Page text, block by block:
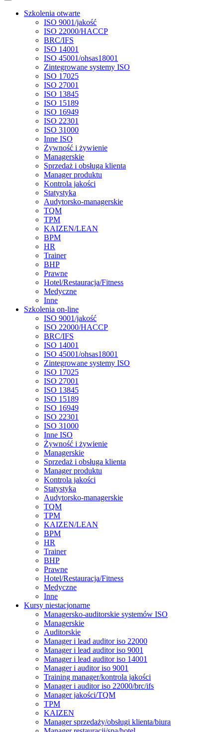
Szkolenia otwarte
ISO 9001/jakość
ISO 22000/HACCP
BRC/IFS
ISO 14001
ISO 45001/ohsas18001
Zintegrowane systemy ISO
ISO 17025
ISO 27001
ISO 13845
ISO 15189
ISO 16949
ISO 22301
ISO 31000
Inne ISO
Żywność i żywienie
Managerskie
Sprzedaż i obsługa klienta
Manager produktu
Kontrola jakości
Statystyka
Audytorsko-managerskie
TQM
TPM
KAIZEN/LEAN
BPM
HR
Trainer
BHP
Prawne
Hotel/Restauracja/Fitness
Medyczne
Inne
Szkolenia on-line
ISO 9001/jakość
ISO 22000/HACCP
BRC/IFS
ISO 14001
ISO 45001/ohsas18001
Zintegrowane systemy ISO
ISO 17025
ISO 27001
ISO 13845
ISO 15189
ISO 16949
ISO 22301
ISO 31000
Inne ISO
Żywność i żywienie
Managerskie
Sprzedaż i obsługa klienta
Manager produktu
Kontrola jakości
Statystyka
Audytorsko-managerskie
TQM
TPM
KAIZEN/LEAN
BPM
HR
Trainer
BHP
Prawne
Hotel/Restauracja/Fitness
Medyczne
Inne
Kursy niestacjonarne
Managersko-auditorskie systemów ISO
Managerskie
Auditorskie
Manager i lead auditor iso 22000
Manager i lead auditor iso 9001
Manager i lead auditor iso 14001
Manager i auditor iso 9001
Training manager/kontrola jakości
Manager i auditor iso 22000/brc/ifs
Manager jakości/TQM
TPM
KAIZEN
Manager sprzedaży/obsługi klienta/biura